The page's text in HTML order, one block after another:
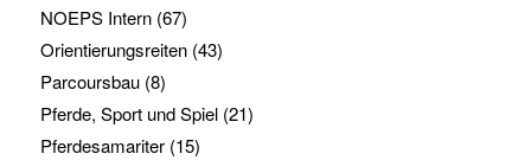
NOEPS Intern(67)
Orientierungsreiten(43)
Parcoursbau(8)
Pferde, Sport und Spiel(21)
Pferdesamariter(15)